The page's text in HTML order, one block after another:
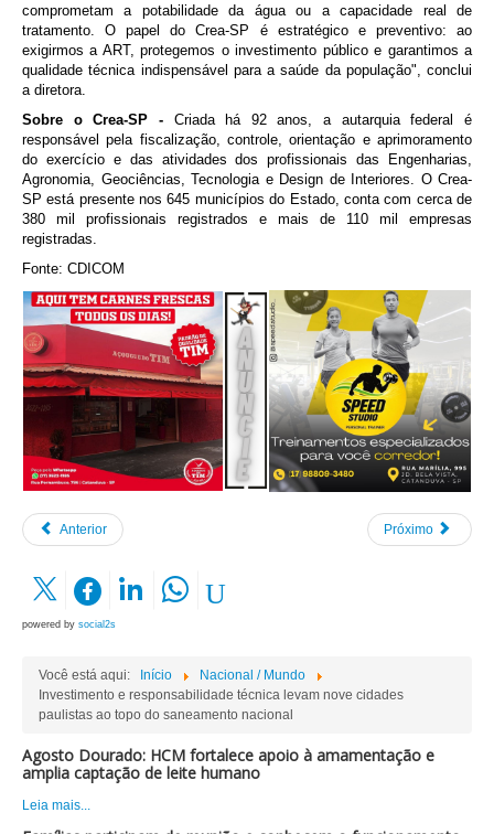
comprometam a potabilidade da água ou a capacidade real de
tratamento. O papel do Crea-SP é estratégico e preventivo: ao
exigirmos a ART, protegemos o investimento público e garantimos a
qualidade técnica indispensável para a saúde da população", conclui
a diretora.
Sobre o Crea-SP -Criada há 92 anos, a autarquia federal é
responsável pela fiscalização, controle, orientação e aprimoramento
do exercício e das atividades dos profissionais das Engenharias,
Agronomia, Geociências, Tecnologia e Design de Interiores. O Crea-
SP está presente nos 645 municípios do Estado, conta com cerca de
380 mil profissionais registrados e mais de 110 mil empresas
registradas.
Fonte: CDICOM
Anterior Próximo
powered by social2s
Você está aqui: Início
Nacional / Mundo
Investimento e responsabilidade técnica levam nove cidades
paulistas ao topo do saneamento nacional
Agosto Dourado: HCM fortalece apoio à amamentação e
amplia captação de leite humano
Leia mais...